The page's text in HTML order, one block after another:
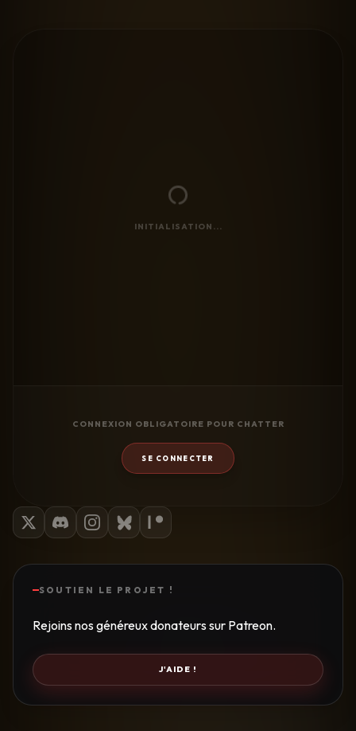
INITIALISATION...
CONNEXION OBLIGATOIRE POUR CHATTER
SE CONNECTER
SOUTIEN LE PROJET !
Rejoins nos généreux donateurs sur Patreon.
J'AIDE !